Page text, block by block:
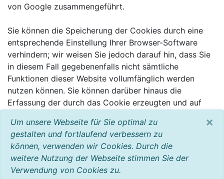
von Google zusammengeführt.
Sie können die Speicherung der Cookies durch eine
entsprechende Einstellung Ihrer Browser-Software
verhindern; wir weisen Sie jedoch darauf hin, dass Sie
in diesem Fall gegebenenfalls nicht sämtliche
Funktionen dieser Website vollumfänglich werden
nutzen können. Sie können darüber hinaus die
Erfassung der durch das Cookie erzeugten und auf
IP-Adresse) an Google sowie die Verarbeitung dieser
Daten durch Google verhindern, indem sie das unter
dem folgenden Link verfügbare Browser-Plugin
herunterladen und installieren:
http://tools.google.com/dlpage/gaoptout?hl=de.
Um unsere Webseite für Sie optimal zu
gestalten und fortlaufend verbessern zu
können, verwenden wir Cookies. Durch die
weitere Nutzung der Webseite stimmen Sie der
Verwendung von Cookies zu.
×